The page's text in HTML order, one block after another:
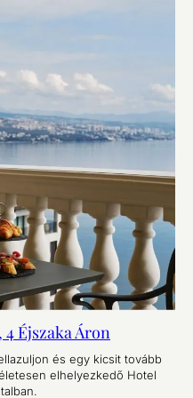
4 Éjszaka Áron
és egy kicsit tovább
elhelyezkedő Hotel